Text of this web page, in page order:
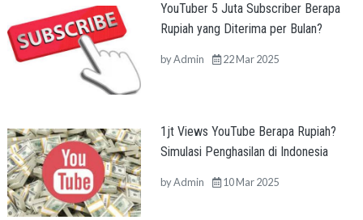
YouTuber 5 Juta Subscriber Berapa
Rupiah yang Diterima per Bulan?
byAdmin 22 Mar 2025
1jt Views YouTube Berapa Rupiah?
Simulasi Penghasilan di Indonesia
byAdmin 10 Mar 2025